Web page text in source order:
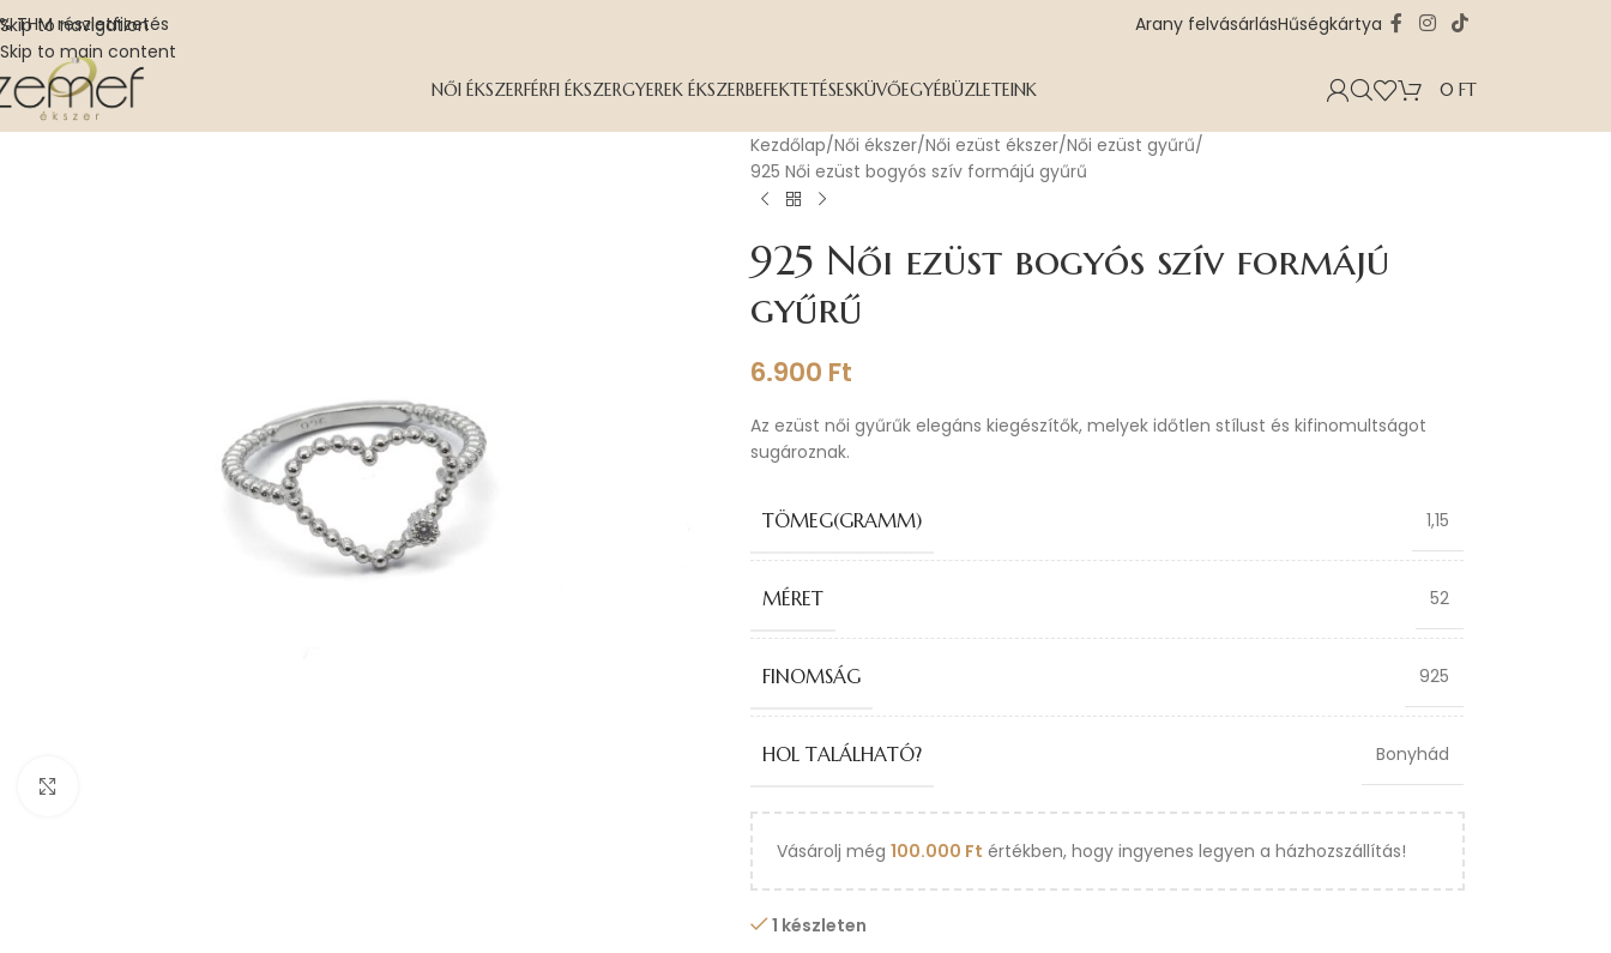
Skip to navigation
Skip to main content
THM részletfizetés Arany felvásárlásHűségkártya
NŐI ÉKSZERFÉRFI ÉKSZERGYEREK ÉKSZERBEFEKTETÉSESKÜVŐEGYÉBÜZLETEINK 0 FT
Kezdőlap Női ékszer Női ezüst ékszer Női ezüst gyűrű
925 Női ezüst bogyós szív formájú gyűrű
925 Női ezüst bogyós szív formájú
gyűrű
6.900 Ft
Az ezüst női gyűrűk elegáns kiegészítők, melyek időtlen stílust és kifinomultságot
sugároznak.
TÖMEG(GRAMM) 1,15
MÉRET 52
FINOMSÁG 925
HOL TALÁLHATÓ? Bonyhád
Vásárolj még 100.000 Ft értékben, hogy ingyenes legyen a házhozszállítás!
1 készleten